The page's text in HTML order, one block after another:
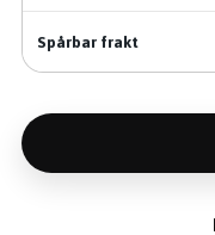
Spårbar frakt